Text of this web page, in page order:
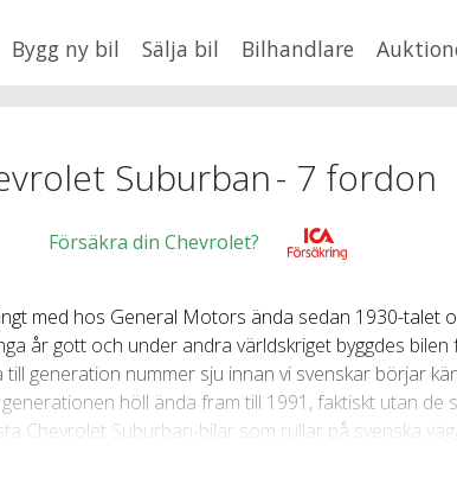
Bygg ny bil Sälja bil Bilhandlare
från Mil till
Suburban- 7 fordon
Försäkra din Chevrolet?
med hos General Motors ända sedan 1930-talet
år gott och under andra världskriget byggdes
generation nummer sju innan vi svenskar börjar
höll ända fram till 1991, faktiskt utan de
Chevrolet Suburban-bilar som rullar på svenska